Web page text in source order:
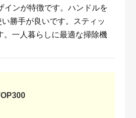
インが特徴です。ハンドルを
勝手が良いです。スティッ
。一人暮らしに最適な掃除機